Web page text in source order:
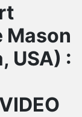
Mason
USA) :